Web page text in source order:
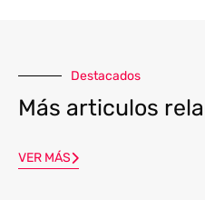
Destacados
Más articulos
VER MÁS